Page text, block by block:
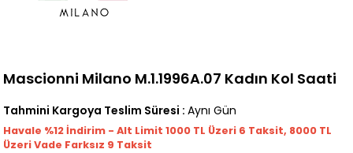
Mascionni Milano M.1.1996A.07 Kadın Kol Saati
Tahmini Kargoya Teslim Süresi : Aynı Gün
Havale %12 İndirim - Alt Limit 1000 TL Üzeri 6 Taksit, 8000 TL
Üzeri Vade Farksız 9 Taksit